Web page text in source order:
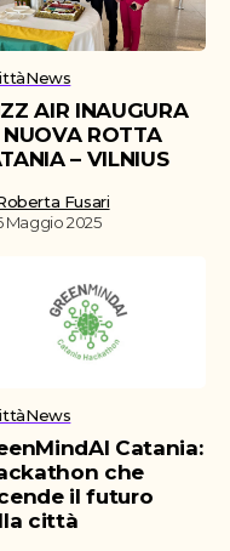
News
AIR INAUGURA
NUOVA ROTTA
– VILNIUS
Fusari
Maggio 2025
News
Catania:
che
il futuro
città